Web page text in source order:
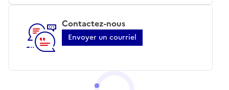
Contactez-nous
Envoyer un courriel